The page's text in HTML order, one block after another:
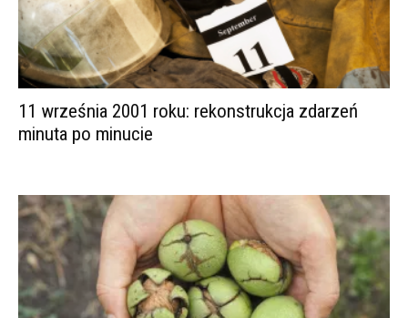
11 września 2001 roku: rekonstrukcja zdarzeń
minuta po minucie